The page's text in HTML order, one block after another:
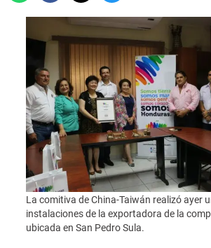
La comitiva de China-Taiwán realizó ayer
instalaciones de la exportadora de la
ubicada en San Pedro Sula.